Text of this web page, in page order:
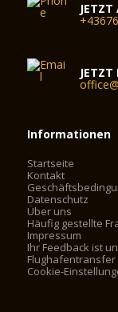
JETZT
JETZT
Informationen
Startseite
Kontakt
Datenschutz
Über uns
Häufig gestellte
Impressum
Ihr Feedback ist
Cookie-